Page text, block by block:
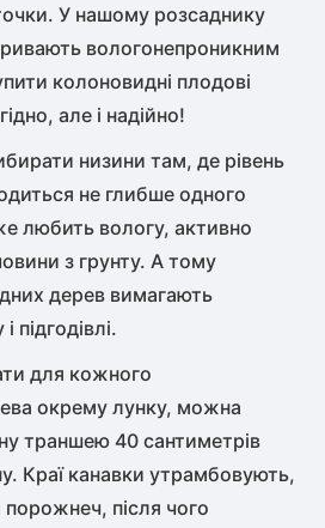
У нашому розсаднику
вологонепроникним
колоновидні плодові
але і надійно!
низини там, де рівень
не глибше одного
любить вологу, активно
з грунту. А тому
дерев вимагають
підгодівлі.
для кожного
окрему лунку, можна
траншею 40 сантиметрів
Краї канавки утрамбовують,
після чого